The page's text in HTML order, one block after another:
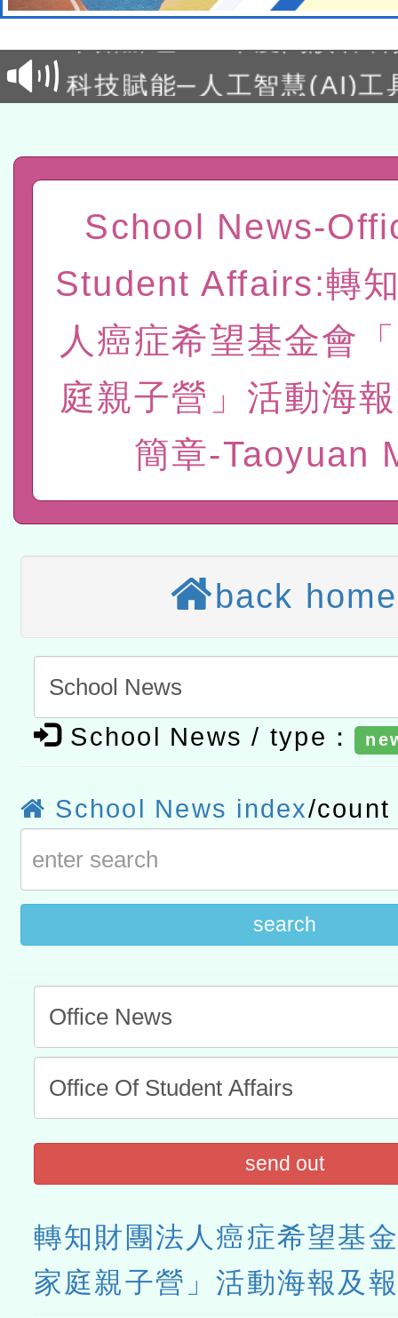
本館辦理115年度閱讀磐
讀推動專業研習
科技賦能─人工智慧(AI)工
「數位內容與教學軟體線
赴陸應申請許可一案
轉知經濟部水利署委託財
研究院辦理「115年表揚
位及節水達人選拔活動」
115年8月22日(星期六)辦
市孔廟祈福系列活動—儒
航」
2026年桃園地景藝術節教
本校115學年度第2次代理
結果公告(無人報名，續辦
本館辦理115年度閱讀磐
程
A3數位素養講師名單
「數位內容與教學軟體線
t」
有關大陸委員會函釋公務
赴陸應申請許可一案
轉知經濟部水利署委託財
研究院辦理「115年表揚
115年8月22日(星期六)辦
航」
School News-
Student Affairs:轉
人癌症希望基金會
庭親子營」活動海
簡章-Taoyuan
back home
School News / type：
School News index/count
search
send out
轉知財團法人癌症希望基
家庭親子營」活動海報及